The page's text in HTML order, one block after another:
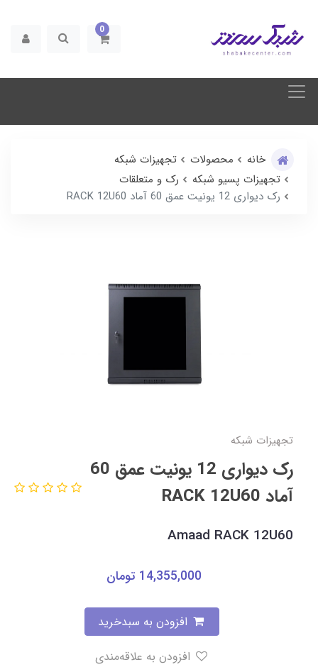
0
خانه محصولات
تجهیزات شبکه
تجهیزات پسیو شبکه
رک و متعلقات
رک دیواری 12 یونیت عمق 60 آماد RACK 12U60
تجهیزات شبکه
رک دیواری 12 یونیت عمق 60
آماد RACK 12U60
Amaad RACK 12U60
14,355,000 تومان